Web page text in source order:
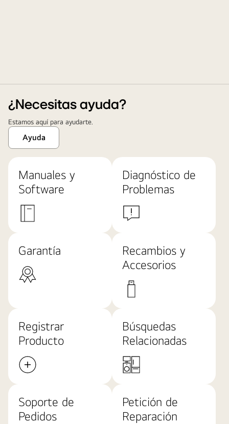
¿Necesitas ayuda?
Estamos aquí para ayudarte.
Ayuda
Manuales y
Software
Diagnóstico de
Problemas
Garantía
Recambios y
Accesorios
Registrar
Producto
Búsquedas
Relacionadas
Soporte de
Pedidos
Petición de
Reparación